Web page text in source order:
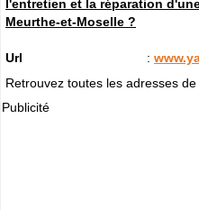
l'entretien et la réparation
Meurthe-et-Moselle ?
Url :
Retrouvez toutes les adresses de
Publicité